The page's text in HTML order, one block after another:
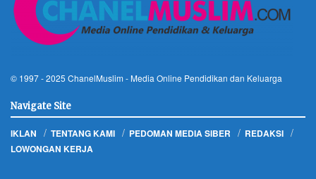
© 1997 - 2025 ChanelMuslim - Media Online Pendidikan dan Keluarga
Navigate Site
IKLAN TENTANG KAMI PEDOMAN MEDIA SIBER
REDAKSI
LOWONGAN KERJA